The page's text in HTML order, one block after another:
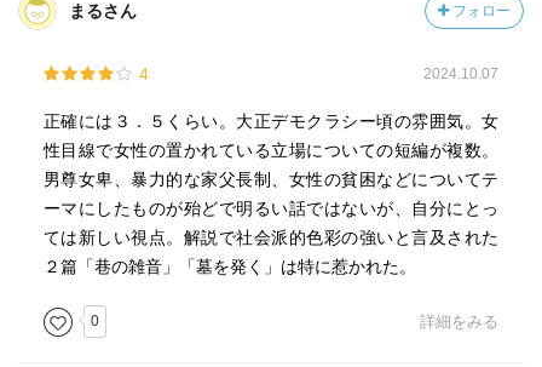
まるさん フォロー
4 2024.10.07
正確には３．５くらい。大正デモクラシー頃の雰囲気。女
性目線で女性の置かれている立場についての短編が複数。
男尊女卑、暴力的な家父長制、女性の貧困などについてテ
ーマにしたものが殆どで明るい話ではないが、自分にとっ
ては新しい視点。解説で社会派的色彩の強いと言及された
２篇「巷の雑音」「墓を発く」は特に惹かれた。
0 詳細をみる